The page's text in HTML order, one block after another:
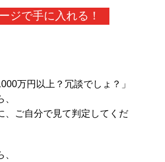
ジで手に入れる！
万円以上？冗談でしょ？」
、ご自分で見て判定してくだ